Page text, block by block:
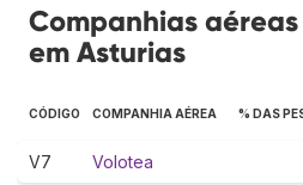
Companhias
em Asturias
CÓDIGO COMPANHIA AÉREA % DAS
V7 Volotea